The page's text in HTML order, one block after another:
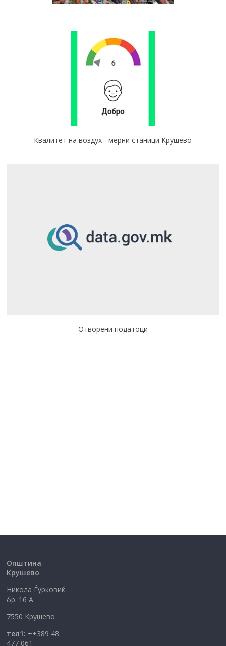
Квалитет на воздух - мерни станици Крушево
Отворени податоци
Општина
Крушево
Никола Ѓурковиќ
бр. 16 А
7550 Крушево
тел1: ++389 48
477 061